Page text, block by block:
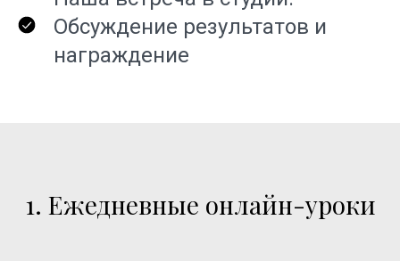
Обсуждение результатов и
награждение
1. Ежедневные онлайн-уроки